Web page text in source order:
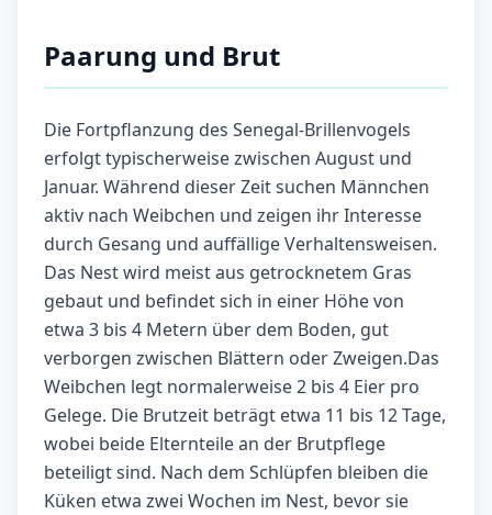
Paarung und Brut
Die Fortpflanzung des Senegal-Brillenvogels
erfolgt typischerweise zwischen August und
Januar. Während dieser Zeit suchen Männchen
aktiv nach Weibchen und zeigen ihr Interesse
durch Gesang und auffällige Verhaltensweisen.
Das Nest wird meist aus getrocknetem Gras
gebaut und befindet sich in einer Höhe von
etwa 3 bis 4 Metern über dem Boden, gut
verborgen zwischen Blättern oder Zweigen.Das
Weibchen legt normalerweise 2 bis 4 Eier pro
Gelege. Die Brutzeit beträgt etwa 11 bis 12 Tage,
wobei beide Elternteile an der Brutpflege
beteiligt sind. Nach dem Schlüpfen bleiben die
Küken etwa zwei Wochen im Nest, bevor sie